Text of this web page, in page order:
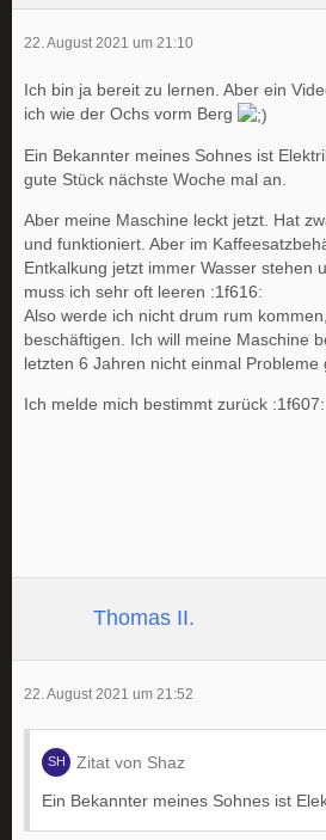
22. August 2021 um 21:10
Ich bin ja bereit zu lernen. Aber ein
ich wie der Ochs vorm Berg
Ein Bekannter meines Sohnes ist
gute Stück nächste Woche mal an.
Aber meine Maschine leckt jetzt. Hat
und funktioniert. Aber im
Entkalkung jetzt immer Wasser stehen
muss ich sehr oft leeren :1f616:
Also werde ich nicht drum rum
beschäftigen. Ich will meine Maschine
letzten 6 Jahren nicht einmal Probleme
Ich melde mich bestimmt zurück
Thomas II.
22. August 2021 um 21:52
Zitat von Shaz
Ein Bekannter meines Sohnes ist